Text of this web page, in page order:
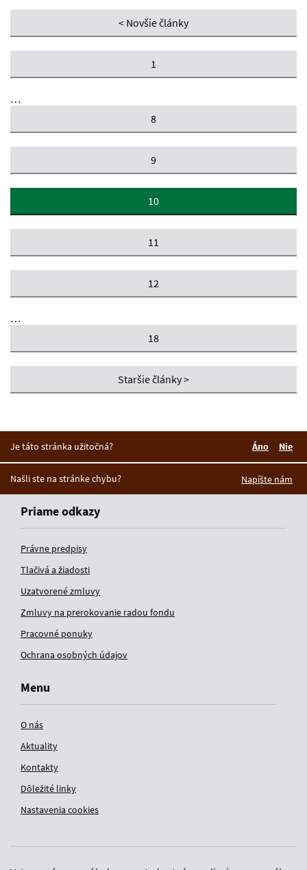
< Novšie články
1
…
8
9
10
11
12
…
18
Staršie články >
Je táto stránka užitočná?
Áno
Nie
Našli ste na stránke chybu?
Napíšte nám
Priame odkazy
Právne predpisy
Tlačivá a žiadosti
Uzatvorené zmluvy
Zmluvy na prerokovanie radou fondu
Pracovné ponuky
Ochrana osobných údajov
Menu
O nás
Aktuality
Kontakty
Dôležité linky
Nastavenia cookies